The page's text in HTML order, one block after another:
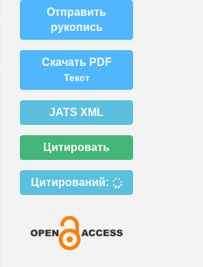
Отправить
рукопись
Скачать PDF
Текст
JATS XML
Цитировать
Цитирований: